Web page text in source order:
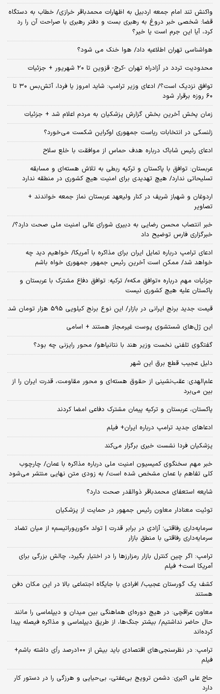
واکنش تند امام جمعه اردبیل به اظهارات محمدباقر خرازی/ خطاب به دستگاه
قضا: شخصی خبر دروغ به رهبری بست و دفتر رهبری با صراحت آن را رد
کرد، آیا این جرم است یا خیر؟
هواشناسی تهران اطلاعیه داد/ هوا خنک می شود؟
محدودیت تردد در آزادراه تهران -کرج- قزوین تا ۲۰ شهریور + جزئیات
توافق نزدیک است؟/ ادعای وزیر ترامپ: شاید امروز یا فردا، آتش‌بس ۳۰ تا
۶۰ روزه برقرار شود
زمان پخش آخرین بخش گزارش پزشکیان به مردم اعلام شد + جزئیات
زلنسکی در انتخابات ریاست جمهوری اوکراین شکست می‌خورد؟
ادعای رئیس شاباک درباره هدف حماس از موافقت با خلع سلاح
عربستان: توافق با پاکستان و ترکیه ربطی به تلاش هسته‌ای و مسابقه
تسلیحاتی ندارد/ هیچ تهدیدی برای امنیت هیچ کشوری در منطقه ندارد
اردوغان و شهباز شریف در کنار ولیعهد عربستان نماز جمعه خواندند +
تصاویر
خبر انتصاب محسن رضایی به دبیری شورای عالی امنیت ملی صحت دارد؟/
خبرگزاری فارس توضیح داد
ادعای ترامپ درباره تمایل ایران برای مذاکره با آمریکا/ خواهیم دید چه
خواهد شد/ ممکن است آخرین رئیس‌ جمهور جمهوری خواه باشم
جزئیات مهم درباره «توافق مکه»/ ترکیه‌: توافق دفاع مشترک با عربستان و
پاکستان علیه هیچ کشوری نیست
قیمت جدید برنج ایرانی در بازار/ این نوع برنج کیلویی 595 هزار تومان شد
این ژل‌های شستشوی پوست غیرمجاز هستند + اسامی
گفتگوی تلفنی نخست وزیر هند با نتانیاهو/ محور رایزنی چه بود؟
دلیل عجیب قطع برق این شهر
علم‌الهدی: عقب‌نشینی از حقوق هسته‌ای و محور مقاومت، قدرت ایران را از
بین می‌برد
پاکستان، عربستان و ترکیه پیمان مشترک دفاعی امضا کردند
ادعاهای جدید ترامپ درباره ایران+ فیلم
پزشکیان فردا نشست خبری برگزار می‌کند
خبر مهم سخنگوی کمیسیون امنیت ملی درباره مذاکره با عمان/ چارچوب
کلی تفاهم با عمان مشخص شده است/ به زودی متن نهایی منتشر می‌شود
شایعه استعفای محمدباقر ذوالقدر صحت دارد؟
توئیت معنادار معاون رئیس جمهور در حمایت از پزشکیان
سرمایه‌داری رفاقتی؛ آزادی در برابر قدرت | تولد «کورپوراتیسم» از میان تضاد
سرمایه‌داری رفاقتی با منطق بازار
ترامپ: اگر چین کنترل بازار رمزارزها را در اختیار بگیرد، چالش بزرگی برای
آمریکا است+ فیلم
کشف یک گورستان عجیب/ افرادی با جایگاه اجتماعی بالا در این مکان دفن
هستند
معاون عراقچی: در هیچ دوره‌ای هماهنگی بین میدان و دیپلماسی را مانند
حال حاضر نداشتیم/ بیشتر جنگ‌ها، از طریق دیپلماسی و مذاکره فیصله پیدا
کرده‌اند
ترامپ: در نظرسنجی‌های اقتصادی باید بیش از 100درصد رأی داشته باشم+
فیلم
حاج علی اکبری: دشمن ترویج بی‌عفتی، بی‌حیایی و هرزگی را در دستور کار
دارد